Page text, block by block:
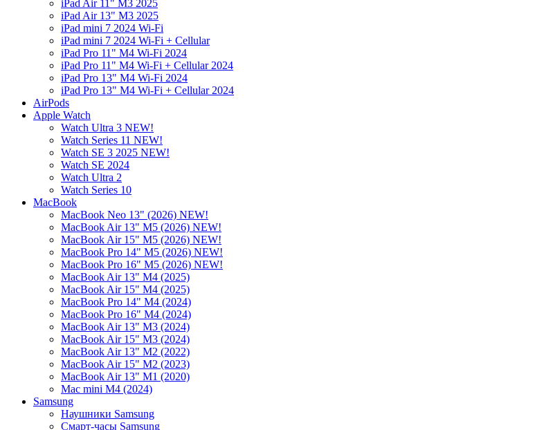
iPad Air 11" M3 2025
iPad Air 13" M3 2025
iPad mini 7 2024 Wi-Fi
iPad mini 7 2024 Wi-Fi + Cellular
iPad Pro 11" M4 Wi-Fi 2024
iPad Pro 11" M4 Wi-Fi + Cellular 2024
iPad Pro 13" M4 Wi-Fi 2024
iPad Pro 13" M4 Wi-Fi + Cellular 2024
AirPods
Apple Watch
Watch Ultra 3 NEW!
Watch Series 11 NEW!
Watch SE 3 2025 NEW!
Watch SE 2024
Watch Ultra 2
Watch Series 10
MacBook
MacBook Neo 13" (2026) NEW!
MacBook Air 13" M5 (2026) NEW!
MacBook Air 15" M5 (2026) NEW!
MacBook Pro 14" M5 (2026) NEW!
MacBook Pro 16" M5 (2026) NEW!
MacBook Air 13" M4 (2025)
MacBook Air 15" M4 (2025)
MacBook Pro 14" M4 (2024)
MacBook Pro 16" M4 (2024)
MacBook Air 13" M3 (2024)
MacBook Air 15" M3 (2024)
MacBook Air 13" M2 (2022)
MacBook Air 15" M2 (2023)
MacBook Air 13" M1 (2020)
Mac mini M4 (2024)
Samsung
Наушники Samsung
Смарт-часы Samsung